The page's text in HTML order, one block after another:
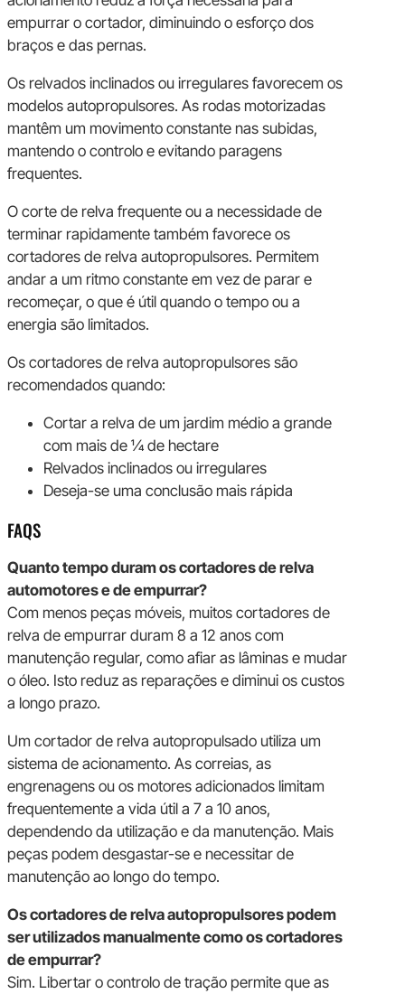
empurrar o cortador, diminuindo o esforço dos
braços e das pernas.
Os relvados inclinados ou irregulares favorecem os
modelos autopropulsores. As rodas motorizadas
mantêm um movimento constante nas subidas,
mantendo o controlo e evitando paragens
frequentes.
O corte de relva frequente ou a necessidade de
terminar rapidamente também favorece os
cortadores de relva autopropulsores. Permitem
andar a um ritmo constante em vez de parar e
recomeçar, o que é útil quando o tempo ou a
energia são limitados.
Os cortadores de relva autopropulsores são
recomendados quando:
Cortar a relva de um jardim médio a grande
com mais de ¼ de hectare
Relvados inclinados ou irregulares
Deseja-se uma conclusão mais rápida
FAQS
Quanto tempo duram os cortadores de relva
automotores e de empurrar?
Com menos peças móveis, muitos cortadores de
relva de empurrar duram 8 a 12 anos com
manutenção regular, como afiar as lâminas e mudar
o óleo. Isto reduz as reparações e diminui os custos
a longo prazo.
Um cortador de relva autopropulsado utiliza um
sistema de acionamento. As correias, as
engrenagens ou os motores adicionados limitam
frequentemente a vida útil a 7 a 10 anos,
dependendo da utilização e da manutenção. Mais
peças podem desgastar-se e necessitar de
manutenção ao longo do tempo.
Os cortadores de relva autopropulsores podem
ser utilizados manualmente como os cortadores
de empurrar?
Sim. Libertar o controlo de tração permite que as